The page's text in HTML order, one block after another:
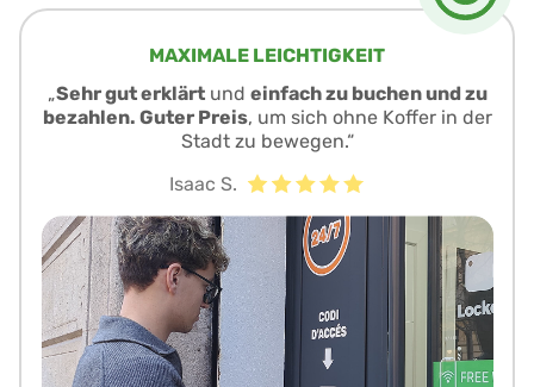
MAXIMALE LEICHTIGKEIT
„Sehr gut erklärtund einfach zu buchen und zu
bezahlen. Guter Preis, um sich ohne Koffer in der
Stadt zu bewegen.“
Isaac S.